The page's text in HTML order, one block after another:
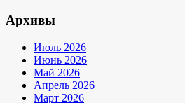
Архивы
Июль 2026
Июнь 2026
Май 2026
Апрель 2026
Март 2026